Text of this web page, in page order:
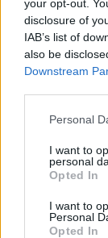
your opt-out.
disclosure of
IAB’s list of
also be
Downstream
Please note
not limited to
grant or deny
use your data
consent section.
Personal
I want to
personal
Opted In
I want to
Personal
Opted In
mantienen su
Lucía Herrera · 10
FINANZAS